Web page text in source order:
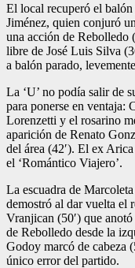
El local recuperó el
Jiménez, quien conjuró
una acción de Rebolledo
libre de José Luis Silva
a balón parado,
La ‘U’ no podía salir de
para ponerse en ventaja:
Lorenzetti y el rosarino
aparición de Renato
del área (42′). El ex
el ‘Romántico Viajero’.
La escuadra de
demostró al dar vuelta el
Vranjican (50′) que
de Rebolledo desde la
Godoy marcó de cabeza
único error del partido.